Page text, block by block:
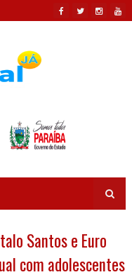
Santos e Euro
com adolescentes